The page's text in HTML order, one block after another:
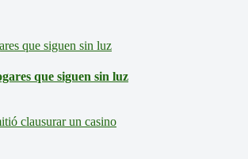
que siguen sin luz